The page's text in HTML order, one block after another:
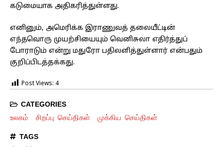
கடுமையாக அதிகரித்துள்ளது.
எனினும், அமெரிக்க இராணுவத் தலையீட்டின்
எந்தவொரு முயற்சியையும் வெனிசுலா எதிர்த்துப்
போராடும் என்று மதுரோ பதிலளித்துள்ளார் என்பதும்
குறிப்பிடத்தக்கது.
Post Views: 4
CATEGORIES
உலகம் சிறப்பு செய்திகள் முக்கிய செய்திகள்
TAGS